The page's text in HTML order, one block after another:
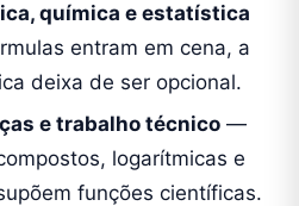
química e estatística
entram em cena, a
deixa de ser opcional.
e trabalho técnico —
logarítmicas e
funções científicas.